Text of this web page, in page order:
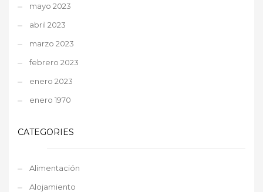
mayo 2023
abril 2023
marzo 2023
febrero 2023
enero 2023
enero 1970
CATEGORIES
Alimentación
Alojamiento